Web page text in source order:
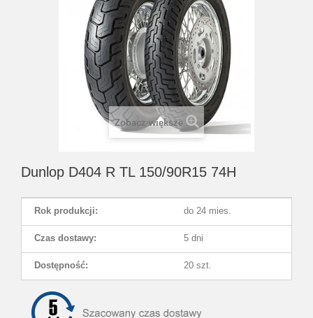
Zobacz większe
Dunlop D404 R TL 150/90R15 74H
Rok produkcji: do 24 mies.
Czas dostawy: 5 dni
Dostępność: 20 szt.